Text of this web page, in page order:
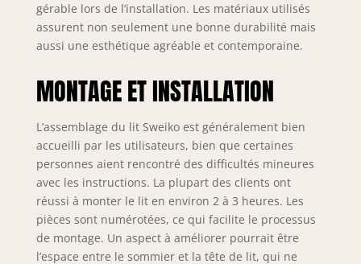
gérable lors de l’installation. Les matériaux utilisés
assurent non seulement une bonne durabilité mais
aussi une esthétique agréable et contemporaine.
MONTAGE ET INSTALLATION
L’assemblage du lit Sweiko est généralement bien
accueilli par les utilisateurs, bien que certaines
personnes aient rencontré des difficultés mineures
avec les instructions. La plupart des clients ont
réussi à monter le lit en environ 2 à 3 heures. Les
pièces sont numérotées, ce qui facilite le processus
de montage. Un aspect à améliorer pourrait être
l’espace entre le sommier et la tête de lit, qui ne